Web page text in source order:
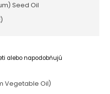
Seed Oil
alebo napodobňujú
Vegetable Oil)